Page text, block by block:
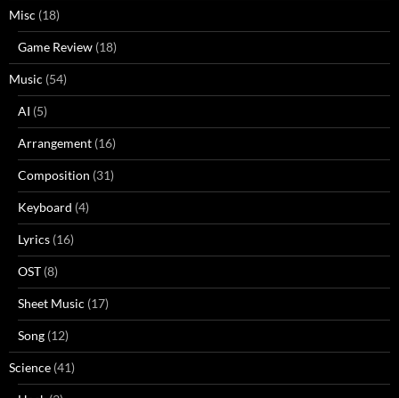
Misc (18)
Game Review (18)
Music (54)
AI (5)
Arrangement (16)
Composition (31)
Keyboard (4)
Lyrics (16)
OST (8)
Sheet Music (17)
Song (12)
Science (41)